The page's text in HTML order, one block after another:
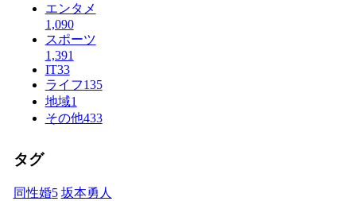
エンタメ
1,090
スポーツ
1,391
IT33
ライフ135
地域1
その他433
タグ
同性婚5 坂本勇人